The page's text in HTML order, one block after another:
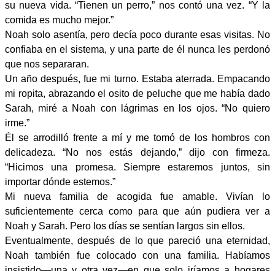
su nueva vida. “Tienen un perro,” nos contó una vez. “Y la
comida es mucho mejor.”
Noah solo asentía, pero decía poco durante esas visitas. No
confiaba en el sistema, y una parte de él nunca les perdonó
que nos separaran.
Un año después, fue mi turno. Estaba aterrada. Empacando
mi ropita, abrazando el osito de peluche que me había dado
Sarah, miré a Noah con lágrimas en los ojos. “No quiero
irme.”
Él se arrodilló frente a mí y me tomó de los hombros con
delicadeza. “No nos estás dejando,” dijo con firmeza.
“Hicimos una promesa. Siempre estaremos juntos, sin
importar dónde estemos.”
Mi nueva familia de acogida fue amable. Vivían lo
suficientemente cerca como para que aún pudiera ver a
Noah y Sarah. Pero los días se sentían largos sin ellos.
Eventualmente, después de lo que pareció una eternidad,
Noah también fue colocado con una familia. Habíamos